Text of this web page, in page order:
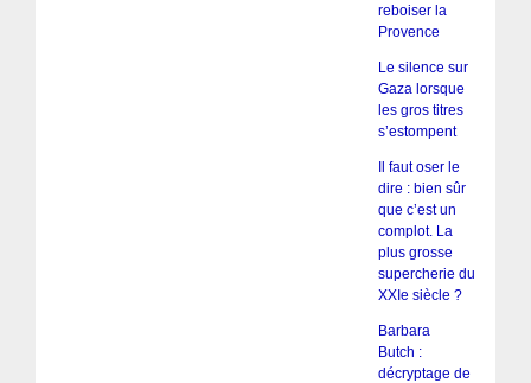
reboiser la
Provence
Le silence sur
Gaza lorsque
les gros titres
s’estompent
Il faut oser le
dire : bien sûr
que c’est un
complot. La
plus grosse
supercherie du
XXIe siècle ?
Barbara
Butch :
décryptage de